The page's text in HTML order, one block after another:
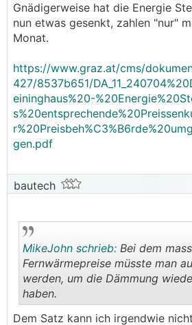
Gnädigerweise hat die Energie
nun etwas gesenkt, zahlen "nur"
Monat.
https://www.graz.at/cms/
427/8537b651/
eininghaus%20-
gen.pdf
bautech
..
MikeJohn schrieb: Bei dem
Fernwärmepreise müsste man
werden, um die Dämmung
haben.
Dem Satz kann ich irgendwie